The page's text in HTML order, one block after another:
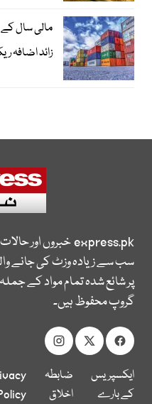
زائد اضافہ
express.pkخبروں اور
سب سے زیادہ وزٹ کی جانے
پر شائع شدہ تمام مواد کے
گروپ محفوظ ہیں۔
ایکسپریس
کے بارے
ضابطہ
اخلاق